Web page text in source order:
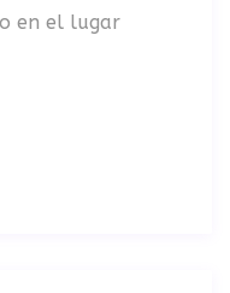
en el lugar